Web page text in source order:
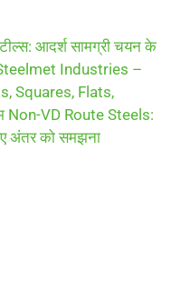
आदर्श सामग्री चयन के
Industries –
Squares, Flats,
Non-VD Route Steels:
अंतर को समझना